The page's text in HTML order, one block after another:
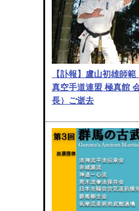
【訃報】盧山初雄師範
真空手道連盟 極真館
長）ご逝去